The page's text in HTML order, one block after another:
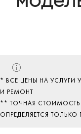
* ВСЕ ЦЕНЫ НА
И РЕМОНТ
** ТОЧНАЯ СТОИМОСТЬ
ОПРЕДЕЛЯЕТСЯ